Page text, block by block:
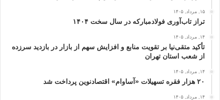
۱۵, مرداد, ۱۴۰۵
تراز تاب‌آوری فولادمبارکه در سال سخت ۱۴۰۴
۱۴, مرداد, ۱۴۰۵
تأکید متقی‌نیا بر تقویت منابع و افزایش سهم از بازار در بازدید سرزده
از شعب استان تهران
۱۴, مرداد, ۱۴۰۵
۲۰ هزار فقره تسهیلات «آساوام» اقتصادنوین پرداخت شد
۱۴, مرداد, ۱۴۰۵